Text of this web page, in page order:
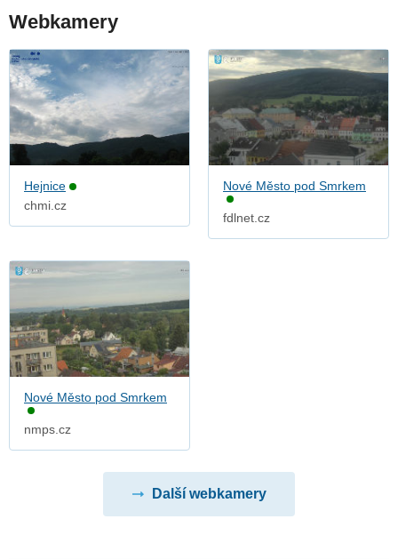
Webkamery
Hejnice
chmi.cz
Nové Město pod Smrkem
fdlnet.cz
Nové Město pod Smrkem
nmps.cz
Další webkamery